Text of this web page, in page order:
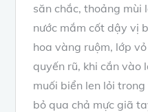
săn chắc, thoảng mùi
nước mắm cốt dậy vị
hoa vàng ruộm, lớp
quyến rũ, khi cắn vào
muối biển len lỏi
bỏ qua chả mực giã